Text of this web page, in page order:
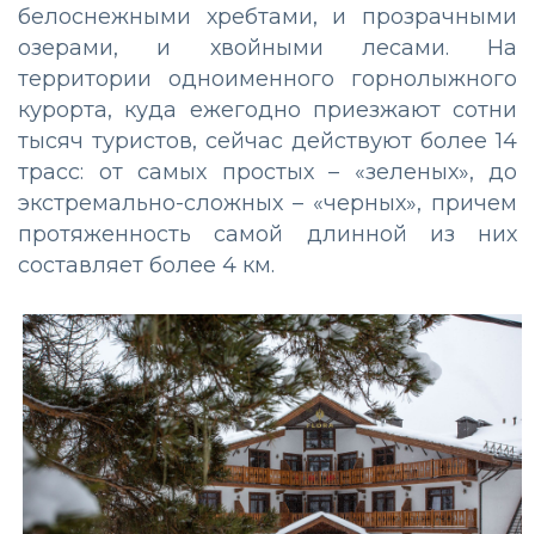
белоснежными хребтами, и прозрачными
озерами, и хвойными лесами. На
территории одноименного горнолыжного
курорта, куда ежегодно приезжают сотни
тысяч туристов, сейчас действуют более 14
трасс: от самых простых – «зеленых», до
экстремально-сложных – «черных», причем
протяженность самой длинной из них
составляет более 4 км.